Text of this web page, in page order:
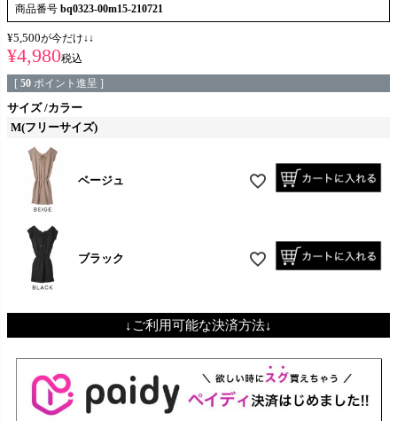
商品番号 bq0323-00m15-210721
¥5,500が今だけ↓↓
¥4,980税込
[ 50 ポイント進呈 ]
サイズ カラー
M(フリーサイズ)
ベージュ
ブラック
↓ご利用可能な決済方法↓